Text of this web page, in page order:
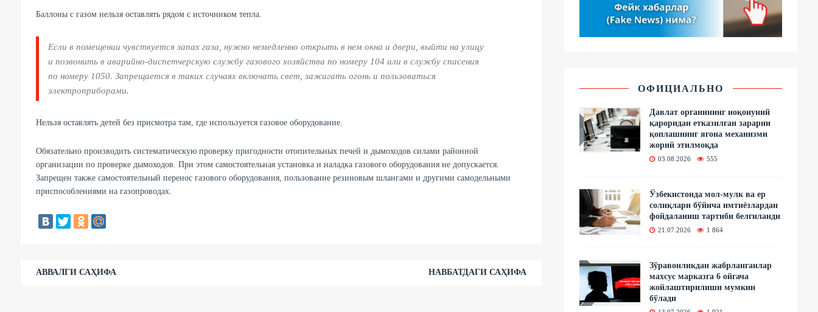
Баллоны с газом нельзя оставлять рядом с источником тепла.
Если в помещении чувствуется запах газа, нужно немедленно открыть в нем окна и двери, выйти на улицу
и позвонить в аварийно-диспетчерскую службу газового хозяйства по номеру 104 или в службу спасения
по номеру 1050. Запрещается в таких случаях включать свет, зажигать огонь и пользоваться
электроприборами.
Нельзя оставлять детей без присмотра там, где используется газовое оборудование.
Обязательно производить систематическую проверку пригодности отопительных печей и дымоходов силами районной
организации по проверке дымоходов. При этом самостоятельная установка и наладка газового оборудования не допускается.
Запрещен также самостоятельный перенос газового оборудования, пользование резиновым шлангами и другими самодельными
приспособлениями на газопроводах.
АВВАЛГИ САҲИФА НАВБАТДАГИ САҲИФА
ОФИЦИАЛЬНО
Давлат органининг ноқонуний
қароридан етказилган зарарни
қоплашнинг ягона механизми
жорий этилмоқда
03.08.2026 555
Ўзбекистонда мол-мулк ва ер
солиқлари бўйича имтиёзлардан
фойдаланиш тартиби белгиланди
21.07.2026 1 864
Зўравонликдан жабрланганлар
махсус марказга 6 ойгача
жойлаштирилиши мумкин
бўлади